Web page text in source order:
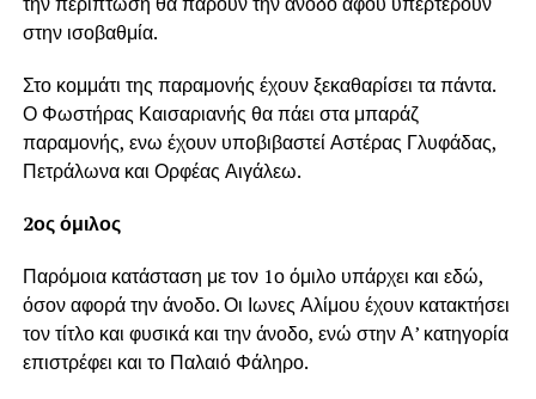
στην ισοβαθμία.
Στο κομμάτι της παραμονής έχουν ξεκαθαρίσει τα πάντα.
Ο Φωστήρας Καισαριανής θα πάει στα μπαράζ
παραμονής, ενω έχουν υποβιβαστεί Αστέρας Γλυφάδας,
Πετράλωνα και Ορφέας Αιγάλεω.
2ος όμιλος
Παρόμοια κατάσταση με τον 1ο όμιλο υπάρχει και εδώ,
όσον αφορά την άνοδο. Οι Ιωνες Αλίμου έχουν κατακτήσει
τον τίτλο και φυσικά και την άνοδο, ενώ στην Α’ κατηγορία
επιστρέφει και το Παλαιό Φάληρο.